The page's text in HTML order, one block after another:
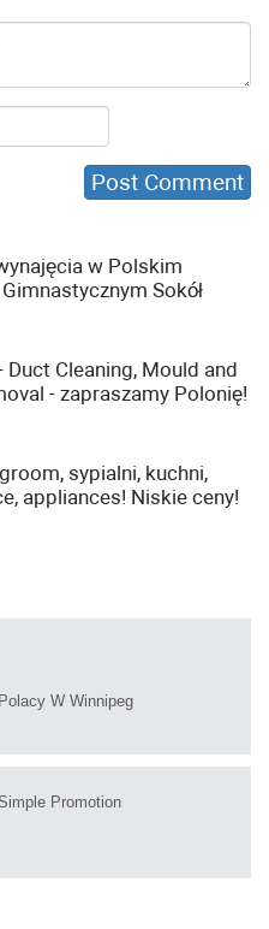
w Polskim
Sokół
Duct Cleaning, Mould and
- zapraszamy Polonię!
sypialni, kuchni,
appliances! Niskie ceny!
Polacy W Winnipeg
Promotion